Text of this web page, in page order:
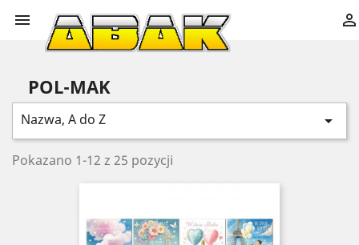
 
POL-MAK
Nazwa, A do Z 
Pokazano 1-12 z 25 pozycji